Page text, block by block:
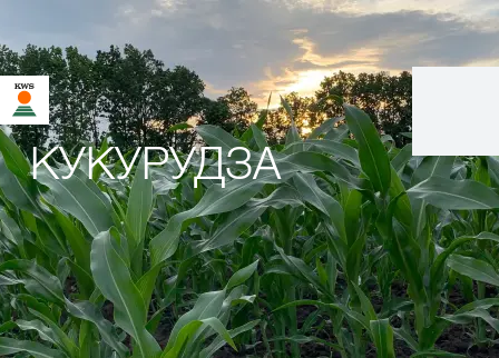
КУКУРУДЗА